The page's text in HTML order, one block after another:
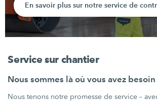
En savoir plus sur notre service de
Service sur chantier
Nous sommes là où vous avez
Nous tenons notre promesse de service –